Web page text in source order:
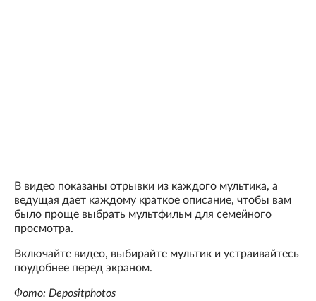
В видео показаны отрывки из каждого мультика, а
ведущая дает каждому краткое описание, чтобы вам
было проще выбрать мультфильм для семейного
просмотра.
Включайте видео, выбирайте мультик и устраивайтесь
поудобнее перед экраном.
Фото: Depositphotos